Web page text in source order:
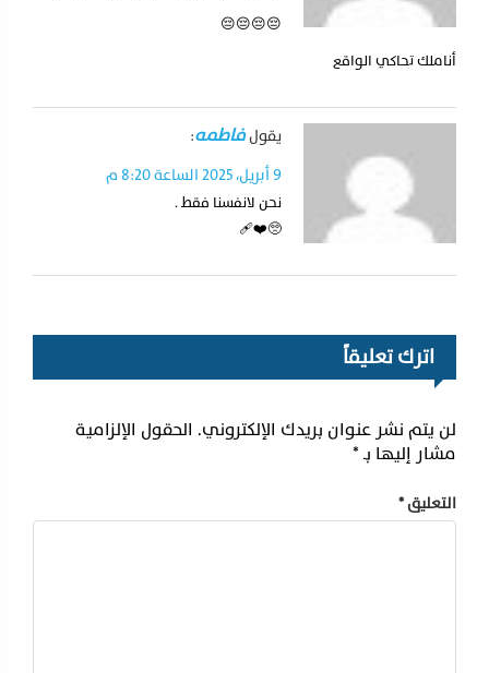
😔😔😔😔
أناملك تحاكي الواقع
يقولفاطمه:
9 أبريل، 2025 الساعة 8:20 م
نحن لانفسنا فقط .
🥺❤️‍🩹
اترك تعليقاً
لن يتم نشر عنوان بريدك الإلكتروني. الحقول الإلزامية
مشار إليها بـ*
التعليق*